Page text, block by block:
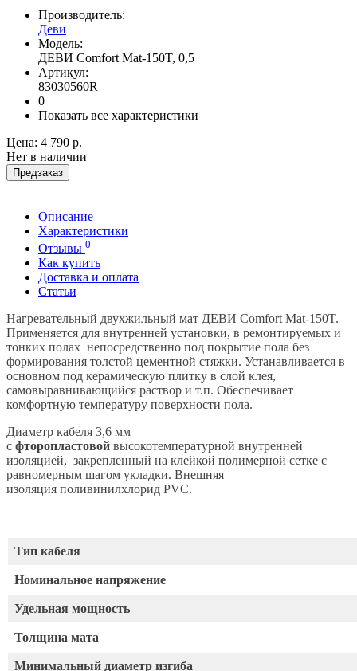
Производитель:
Деви
Модель:
ДЕВИ Comfort Mat-150T, 0,5
Артикул:
83030560R
0
Показать все характеристики
Цена: 4 790 р.
Нет в наличии
Предзаказ
Описание
Характеристики
Отзывы 0
Как купить
Доставка и оплата
Статьи
Нагревательный двухжильный мат ДЕВИ Comfort Mat-150T.
Применяется для внутренней установки, в ремонтируемых и
тонких полах непосредственно под покрытие пола без
формирования толстой цементной стяжки. Устанавливается в
основном под керамическую плитку в слой клея,
самовыравнивающийся раствор и т.п. Обеспечивает
комфортную температуру поверхности пола.
Диаметр кабеля 3,6 мм
с фторопластовой высокотемпературной внутренней
изоляцией, закрепленный на клейкой полимерной сетке с
равномерным шагом укладки. Внешняя
изоляция поливинилхлорид PVC.
Тип кабеля
Номинальное напряжение
Удельная мощность
Толщина мата
Минимальный диаметр изгиба